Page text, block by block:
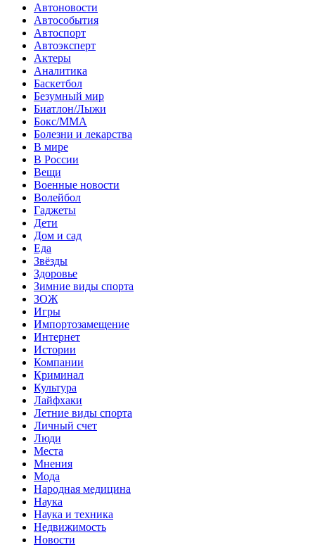
Автоновости
Автособытия
Автоспорт
Автоэксперт
Актеры
Аналитика
Баскетбол
Безумный мир
Биатлон/Лыжи
Бокс/MMA
Болезни и лекарства
В мире
В России
Вещи
Военные новости
Волейбол
Гаджеты
Дети
Дом и сад
Еда
Звёзды
Здоровье
Зимние виды спорта
ЗОЖ
Игры
Импортозамещение
Интернет
Истории
Компании
Криминал
Культура
Лайфхаки
Летние виды спорта
Личный счет
Люди
Места
Мнения
Мода
Народная медицина
Наука
Наука и техника
Недвижимость
Новости